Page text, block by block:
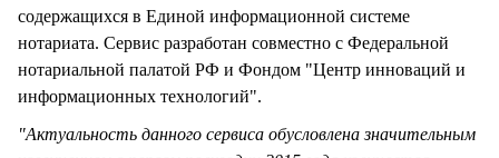
содержащихся в Единой информационной системе
нотариата. Сервис разработан совместно с Федеральной
нотариальной палатой РФ и Фондом "Центр инноваций и
информационных технологий".
"Актуальность данного сервиса обусловлена значительным